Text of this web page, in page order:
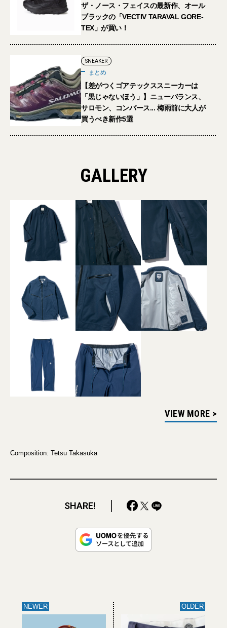
ザ・ノース・フェイスの最新作、オール
ブラックの「VECTIV TARAVAL GORE-
TEX」が買い！
SNEAKER
まとめ
【差がつくゴアテックススニーカーは
「黒じゃないほう」】ニューバランス、
サロモン、コンバース... 梅雨前に大人が
買うべき新作5選
GALLERY
VIEW MORE >
Composition: Tetsu Takasuka
SHARE!
NEWER OLDER